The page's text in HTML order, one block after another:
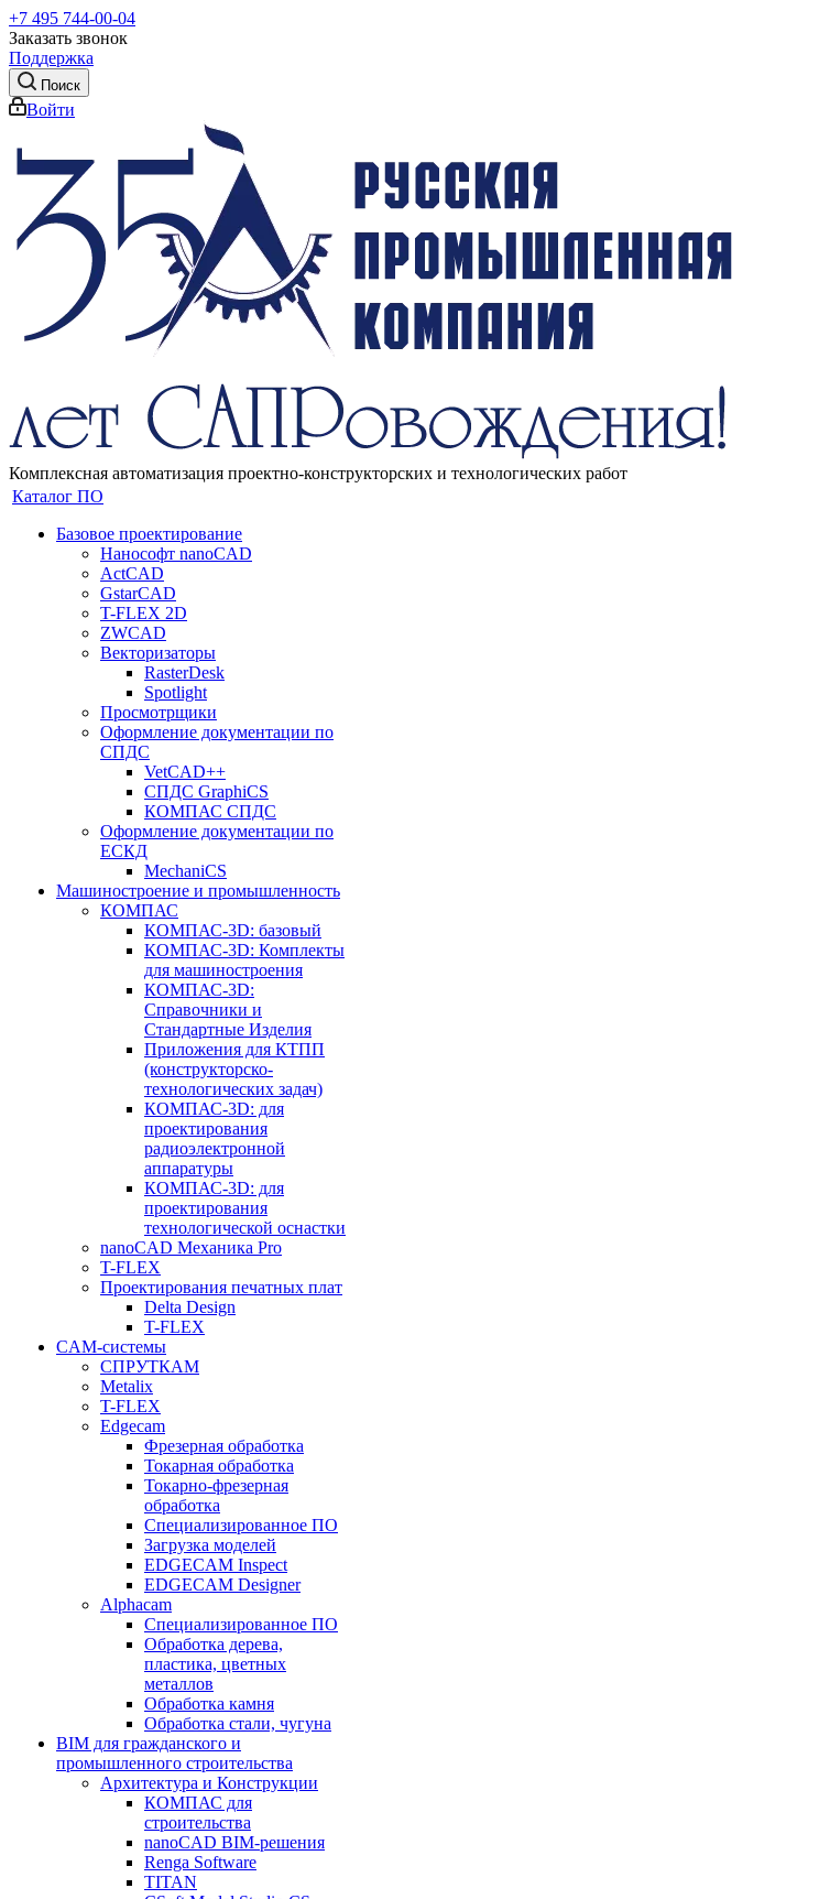
+7 495 744-00-04
Заказать звонок
Поддержка
Поиск
Войти
Комплексная автоматизация проектно-конструкторских и технологических работ
Каталог ПО
Базовое проектирование
Нанософт nanoCAD
ActCAD
GstarCAD
T-FLEX 2D
ZWCAD
Векторизаторы
RasterDesk
Spotlight
Просмотрщики
Оформление документации по
СПДС
VetCAD++
СПДС GraphiCS
КОМПАС СПДС
Оформление документации по
ЕСКД
MechaniCS
Машиностроение и промышленность
КОМПАС
КОМПАС-3D: базовый
КОМПАС-3D: Комплекты
для машиностроения
КОМПАС-3D:
Справочники и
Стандартные Изделия
Приложения для КТПП
(конструкторско-
технологических задач)
КОМПАС-3D: для
проектирования
радиоэлектронной
аппаратуры
КОМПАС-3D: для
проектирования
технологической оснастки
nanoCAD Механика Pro
T-FLEX
Проектирования печатных плат
Delta Design
T-FLEX
CAM-системы
СПРУТКAM
Metalix
T-FLEX
Edgecam
Фрезерная обработка
Токарная обработка
Токарно-фрезерная
обработка
Специализированное ПО
Загрузка моделей
EDGECAM Inspect
EDGECAM Designer
Alphacam
Специализированное ПО
Обработка дерева,
пластика, цветных
металлов
Обработка камня
Обработка стали, чугуна
BIM для гражданского и
промышленного строительства
Архитектура и Конструкции
КОМПАС для
строительства
nanoCAD BIM-решения
Renga Software
TITAN